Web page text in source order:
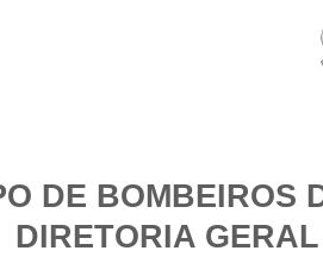
DE BOMBEIROS
DIRETORIA